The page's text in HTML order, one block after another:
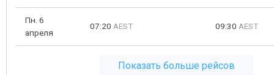
Пн. 6
апреля
07:20 AEST 09:30 AEST
Показать больше рейсов